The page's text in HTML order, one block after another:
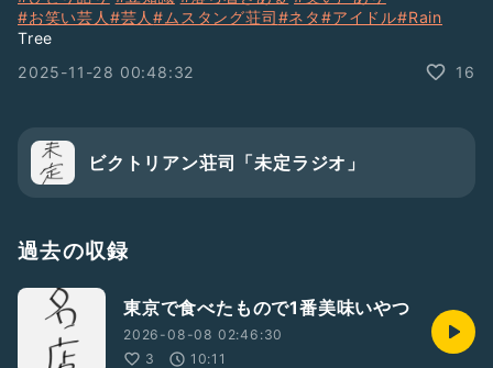
#お笑い芸人 #芸人#ムスタング荘司#ネタ#アイドル#Rain
Tree
2025-11-28 00:48:32
16
ビクトリアン荘司「未定ラジオ」
過去の収録
東京で食べたもので1番美味いやつ
2026-08-08 02:46:30
3
10:11